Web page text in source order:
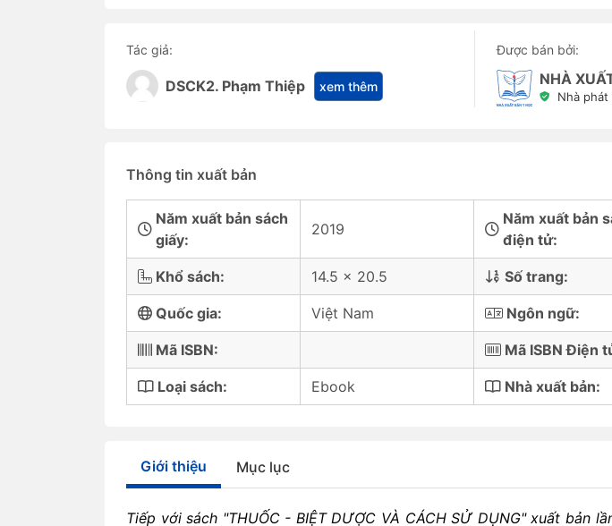
Tác giả:
DSCK2. Phạm Thiệp xem thêm
Được bán bởi:
NHÀ
Nhà
Thông tin xuất bản
Năm xuất bản sách
giấy:
2019
Năm xuất bản
điện tử:
Khổ sách: 14.5 x 20.5 Số trang:
Quốc gia: Việt Nam Ngôn ngữ:
Mã ISBN: Mã ISBN Điện
Loại sách: Ebook Nhà xuất bản:
Giới thiệu Mục lục
Tiếp với sách "THUỐC - BIỆT DƯỢC VÀ CÁCH SỬ DỤNG" xuất bản